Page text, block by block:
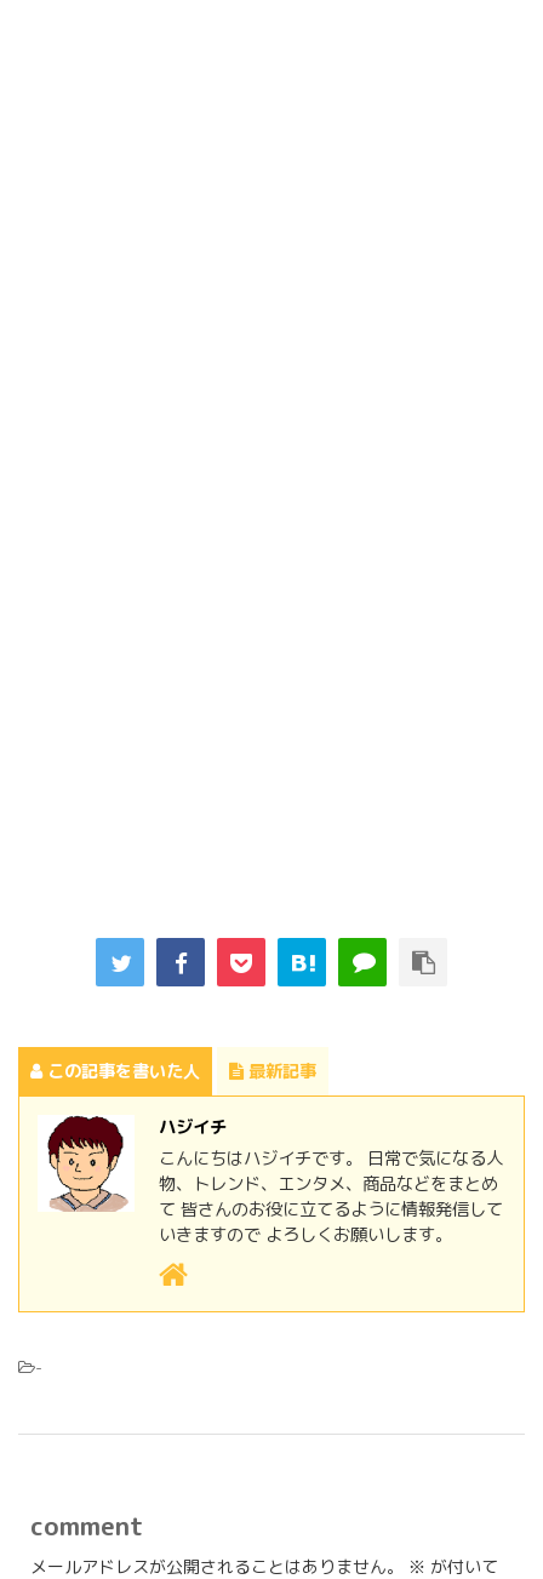
この記事を書いた人 最新記事
ハジイチ
こんにちはハジイチです。 日常で気になる人
物、トレンド、エンタメ、商品などをまとめ
て 皆さんのお役に立てるように情報発信して
いきますので よろしくお願いします。
-
comment
メールアドレスが公開されることはありません。 ※ が付いて